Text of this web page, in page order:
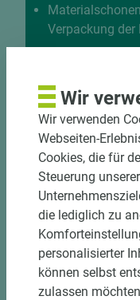
Verpackung der
Wir
Wir verwenden
Webseiten-
Cookies, die für
Steuerung
die lediglich zu
personalisierter
können selbst
zulassen